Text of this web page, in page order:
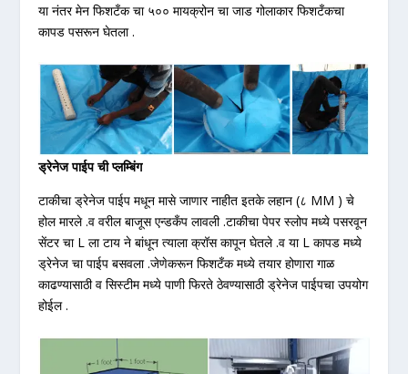
या नंतर मेन फिशटँक चा ५०० मायक्रोन चा जाड गोलाकार फिशटँकचा
कापड पसरून घेतला .
ड्रेनेज पाईप ची प्लम्बिंग
टाकीचा ड्रेनेज पाईप मधून मासे जाणार नाहीत इतके लहान (८ MM ) चे
होल मारले .व वरील बाजूस एन्डकँप लावली .टाकीचा पेपर स्लोप मध्ये पसरवून
सेंटर चा L ला टाय ने बांधून त्याला क्रॉस कापून घेतले .व या L कापड मध्ये
ड्रेनेज चा पाईप बसवला .जेणेकरून फिशटँक मध्ये तयार होणारा गाळ
काढण्यासाठी व सिस्टीम मध्ये पाणी फिरते ठेवण्यासाठी ड्रेनेज पाईपचा उपयोग
होईल .